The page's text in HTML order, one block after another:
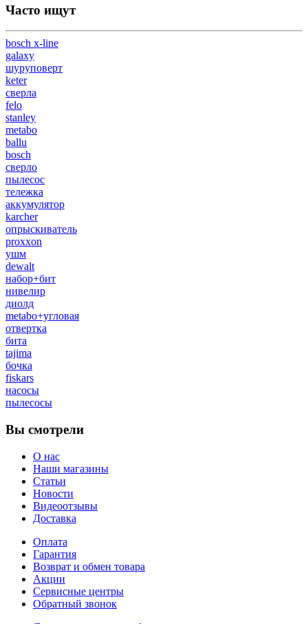
Часто ищут
bosch x-line
galaxy
шуруповерт
keter
сверла
felo
stanley
metabo
ballu
bosch
сверло
пылесос
тележка
аккумулятор
karcher
опрыскиватель
proxxon
ушм
dewalt
набор+бит
нивелир
диолд
metabo+угловая
отвертка
бита
tajima
бочка
fiskars
насосы
пылесосы
Вы смотрели
О нас
Наши магазины
Статьи
Новости
Видеоотзывы
Доставка
Оплата
Гарантия
Возврат и обмен товара
Акции
Сервисные центры
Обратный звонок